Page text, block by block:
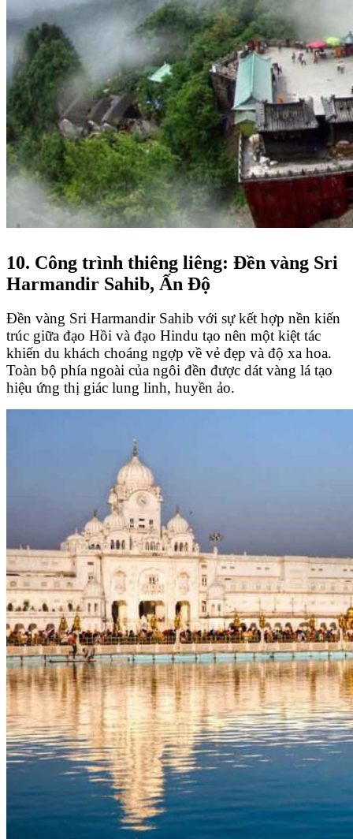
10. Công trình thiêng liêng: Đền vàng Sri
Harmandir Sahib, Ấn Độ
Đền vàng Sri Harmandir Sahib với sự kết hợp nền kiến
trúc giữa đạo Hồi và đạo Hindu tạo nên một kiệt tác
khiến du khách choáng ngợp về vẻ đẹp và độ xa hoa.
Toàn bộ phía ngoài của ngôi đền được dát vàng lá tạo
hiệu ứng thị giác lung linh, huyền ảo.